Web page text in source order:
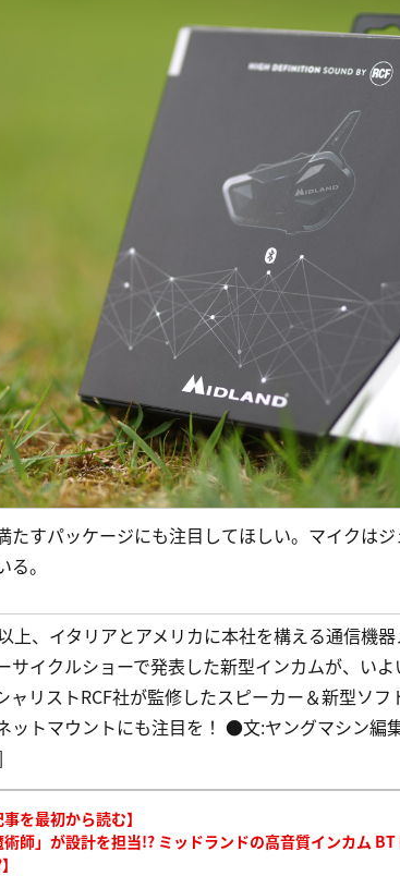
たすパッケージにも注目してほしい。マイクは
。
上、イタリアとアメリカに本社を構える通信機
サイクルショーで発表した新型インカムが、い
ャリストRCF社が監修したスピーカー＆新型ソ
ットマウントにも注目を！ ●文:ヤングマシン
事を最初から読む】
術師」が設計を担当!? ミッドランドの高音質インカム